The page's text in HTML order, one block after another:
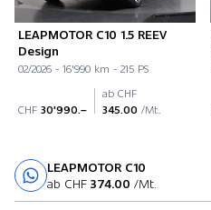
LEAPMOTOR C10 1.5 REEV
Design
02/2026 - 16'990 km - 215 PS
CHF 30'990.–
ab CHF
345.00 /Mt.
LEAPMOTOR C10
ab CHF 374.00 /Mt.